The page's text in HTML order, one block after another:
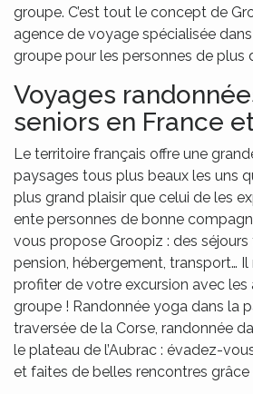
groupe. C’est tout le concept de
agence de voyage spécialisée
groupe pour les personnes de plus
Voyages
seniors en France
Le territoire français offre une
paysages tous plus beaux les uns
plus grand plaisir que celui de les
ente personnes de bonne
vous propose Groopiz : des
pension, hébergement, transport… Il
profiter de votre excursion avec
groupe ! Randonnée yoga dans la
traversée de la Corse, randonnée
le plateau de l’Aubrac : évadez-
et faites de belles rencontres grâce